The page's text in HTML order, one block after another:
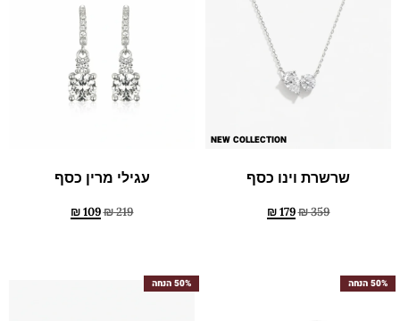
NEW COLLECTION
שרשרת וינו כסף
₪359
₪179
עגילי מרין כסף
₪219
₪109
50% הנחה 50% הנחה